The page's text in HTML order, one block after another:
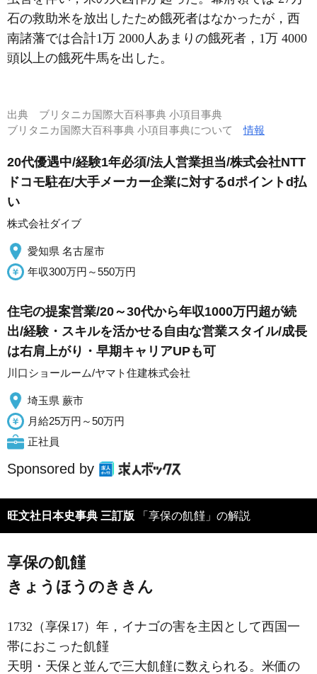
石の救助米を放出したため餓死者はなかったが，西
南諸藩では合計1万 2000人あまりの餓死者，1万 4000
頭以上の餓死牛馬を出した。
出典 ブリタニカ国際大百科事典 小項目事典
ブリタニカ国際大百科事典 小項目事典について情報
20代優遇中/経験1年必須/法人営業担当/株式会社NTT
ドコモ駐在/大手メーカー企業に対するdポイントd払
い
株式会社ダイブ
愛知県 名古屋市
年収300万円～550万円
住宅の提案営業/20～30代から年収1000万円超が続
出/経験・スキルを活かせる自由な営業スタイル/成長
は右肩上がり・早期キャリアUPも可
川口ショールーム/ヤマト住建株式会社
埼玉県 蕨市
月給25万円～50万円
正社員
Sponsored by
旺文社日本史事典 三訂版 「享保の飢饉」の解説
享保の飢饉
きょうほうのききん
1732（享保17）年，イナゴの害を主因として西国一
帯におこった飢饉
天明・天保と並んで三大飢饉に数えられる。米価の